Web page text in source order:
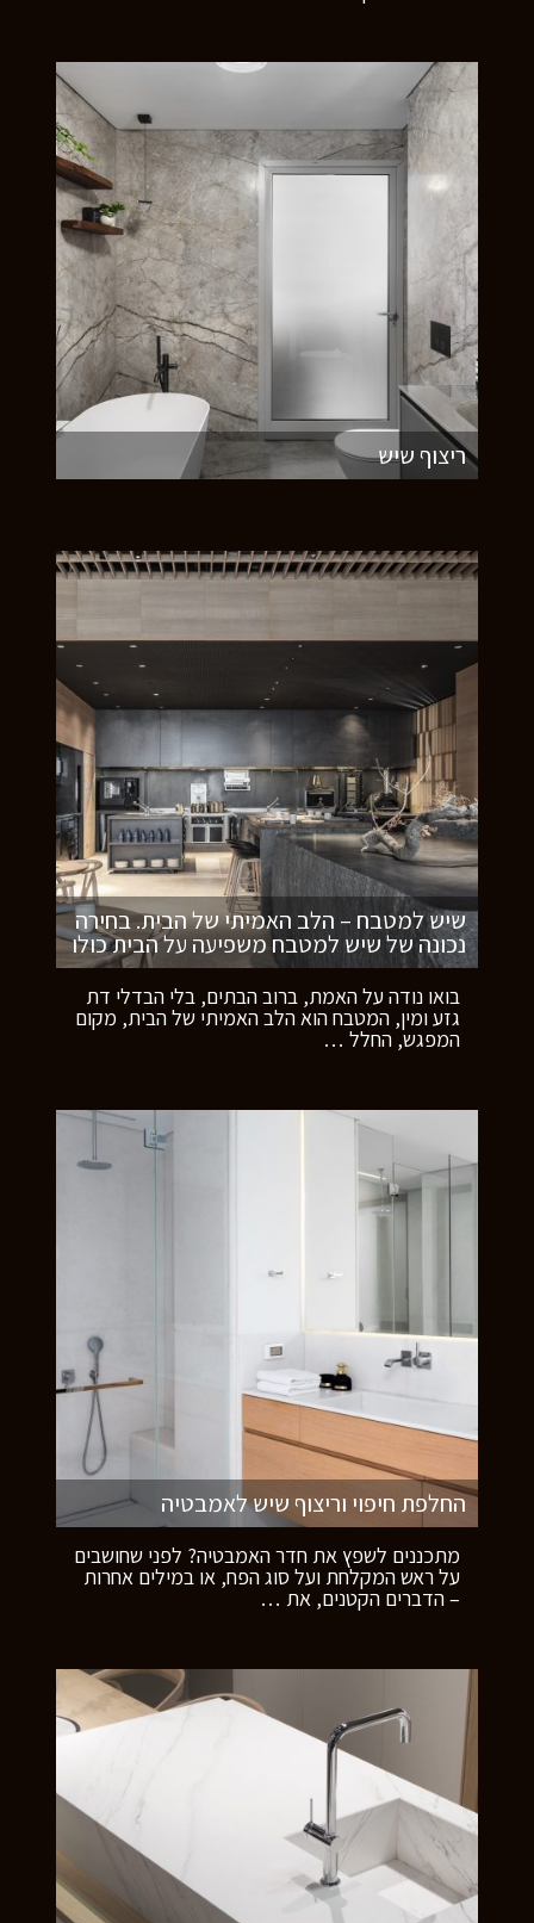
ריצוף שיש
שיש למטבח – הלב האמיתי של הבית. בחירה
נכונה של שיש למטבח משפיעה על הבית כולו
בואו נודה על האמת, ברוב הבתים, בלי הבדלי דת
גזע ומין, המטבח הוא הלב האמיתי של הבית, מקום
המפגש, החלל …
החלפת חיפוי וריצוף שיש לאמבטיה
מתכננים לשפץ את חדר האמבטיה? לפני שחושבים
על ראש המקלחת ועל סוג הפח, או במילים אחרות
– הדברים הקטנים, את …